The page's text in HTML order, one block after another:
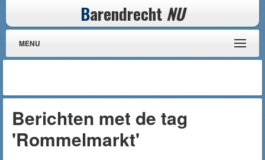
Barendrecht NU
MENU
Berichten met de tag
'Rommelmarkt'